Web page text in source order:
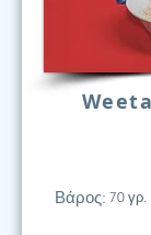
Βάρος: 70 γρ.